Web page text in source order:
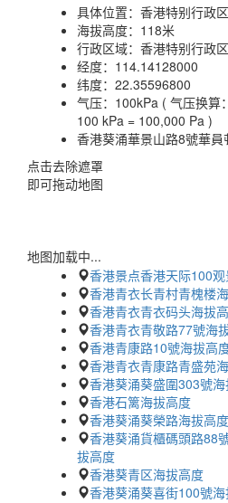
具体位置： 香港特别行政
海拔高度： 118米
行政区域： 香港特别行政
经度： 114.14128000
纬度： 22.35596800
气压： 100kPa ( 气压换算
100 kPa = 100,000 Pa )
香港葵涌華景山路8號華
点击去除遮罩
即可拖动地图
地图加载中...
香港景点香港天际100
香港青衣长青村青槐楼
香港青衣青衣码头海拔
香港青衣青敬路77號海
香港青康路10號海拔高
香港青衣青康路青盛苑
香港葵涌葵盛圍303號
香港石篱海拔高度
香港葵涌葵榮路海拔高度
香港葵涌貨櫃碼頭路88
拔高度
香港葵青区海拔高度
香港葵涌葵喜街100號